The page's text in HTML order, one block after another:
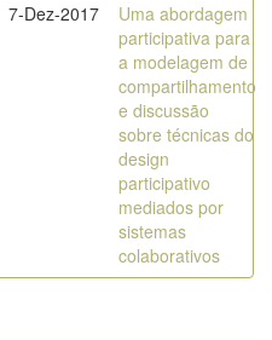
7-Dez-2017
Uma abordagem
participativa para
a modelagem de
compartilhamento
e discussão
sobre técnicas do
design
participativo
mediados por
sistemas
colaborativos